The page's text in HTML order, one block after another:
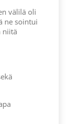
välilä oli
ne sointui
niitä